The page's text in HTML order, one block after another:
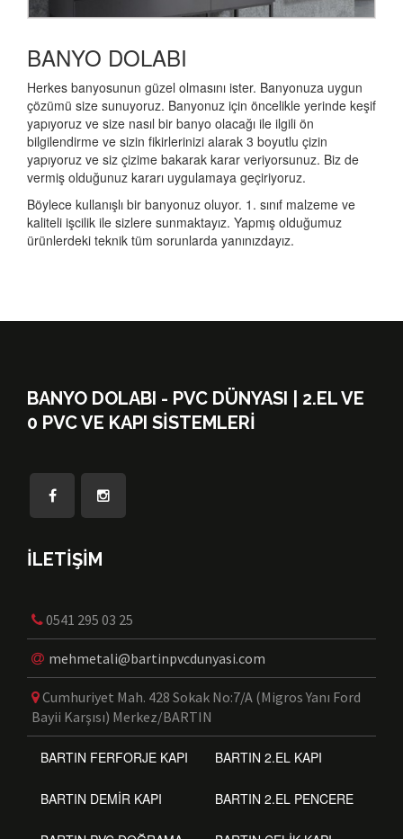
BANYO DOLABI
Herkes banyosunun güzel olmasını ister. Banyonuza uygun
çözümü size sunuyoruz. Banyonuz için öncelikle yerinde keşif
yapıyoruz ve size nasıl bir banyo olacağı ile ilgili ön
bilgilendirme ve sizin fikirlerinizi alarak 3 boyutlu çizin
yapıyoruz ve siz çizime bakarak karar veriyorsunuz. Biz de
vermiş olduğunuz kararı uygulamaya geçiriyoruz.
Böylece kullanışlı bir banyonuz oluyor. 1. sınıf malzeme ve
kaliteli işcilik ile sizlere sunmaktayız. Yapmış olduğumuz
ürünlerdeki teknik tüm sorunlarda yanınızdayız.
BANYO DOLABI - PVC DÜNYASI | 2.EL VE
0 PVC VE KAPI SISTEMLERI
İLETİŞİM
0541 295 03 25
mehmetali@bartinpvcdunyasi.com
Cumhuriyet Mah. 428 Sokak No:7/A (Migros Yanı Ford
Bayii Karşısı) Merkez/BARTIN
BARTIN FERFORJE KAPI BARTIN 2.EL KAPI
BARTIN DEMİR KAPI BARTIN 2.EL PENCERE